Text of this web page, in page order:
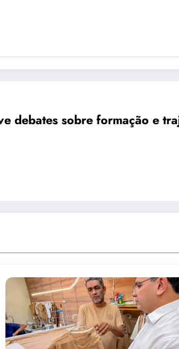
debates sobre formação e